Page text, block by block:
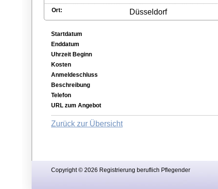
Ort: Düsseldorf
Startdatum
Enddatum
Uhrzeit Beginn
Kosten
Anmeldeschluss
Beschreibung
Telefon
URL zum Angebot
Zurück zur Übersicht
Copyright © 2026 Registrierung beruflich Pflegender